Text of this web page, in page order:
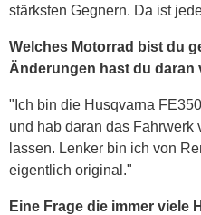
stärksten Gegnern. Da ist
Welches Motorrad bist du
Änderungen hast du daran
"Ich bin die Husqvarna
und hab daran das Fahrwerk
lassen. Lenker bin ich von
eigentlich original."
Eine Frage die immer viele